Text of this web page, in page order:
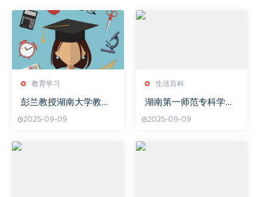
教育学习
彭兰教授湖南大学教育
2025-09-09
生活百科
湖南第一师范专科学校,
合的典范-学校特色解析
2025-09-09